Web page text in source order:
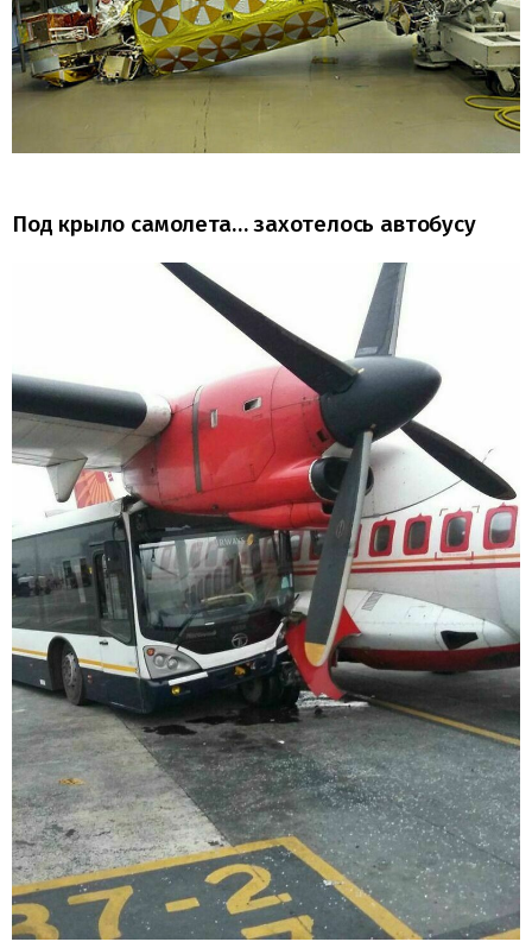
Под крыло самолета… захотелось автобусу